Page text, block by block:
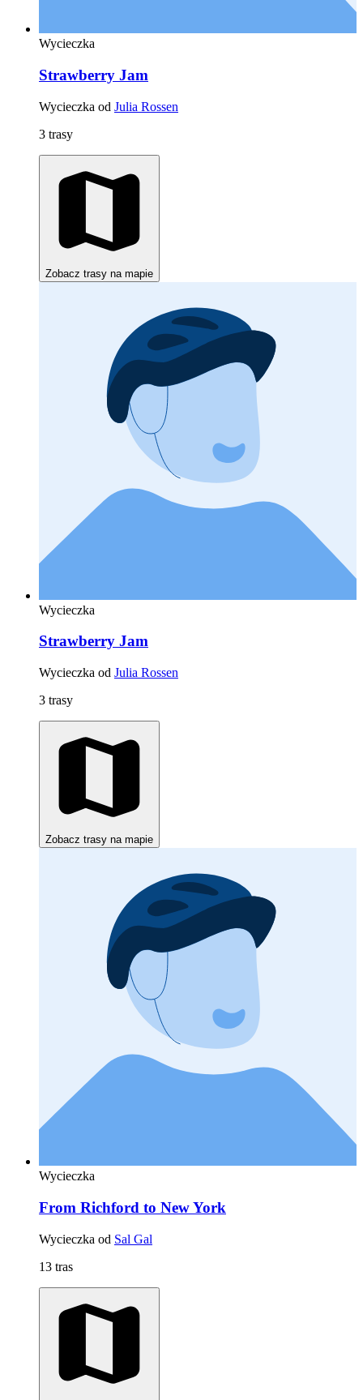
Wycieczka
Strawberry Jam
Wycieczka od Julia Rossen
3 trasy
Zobacz trasy na mapie
Wycieczka
Strawberry Jam
Wycieczka od Julia Rossen
3 trasy
Zobacz trasy na mapie
Wycieczka
From Richford to New York
Wycieczka od Sal Gal
13 tras